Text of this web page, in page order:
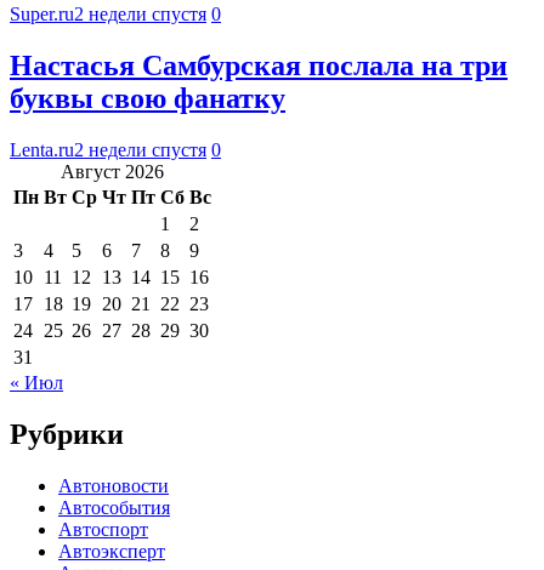
Super.ru2 недели спустя 0
Настасья Самбурская послала на три
буквы свою фанатку
Lenta.ru2 недели спустя 0
Август 2026
Пн Вт Ср Чт Пт Сб Вс
1
2
3
4 5 6 7 8
9
10 11 12 13 14 15 16
17 18 19 20 21 22 23
24 25 26 27 28 29 30
31
« Июл
Рубрики
Автоновости
Автособытия
Автоспорт
Автоэксперт